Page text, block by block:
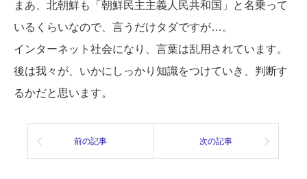
まあ、北朝鮮も「 朝鮮民主主義人民共和国」と名乗って
いるくらいなので、言うだけタダですが…。
インターネット社会になり、言葉は乱用されています。
後は我々が、いかにしっかり知識をつけていき、判断す
るかだと思います。
前の記事 次の記事